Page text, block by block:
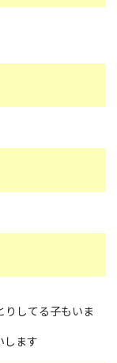
してる子もいま
します